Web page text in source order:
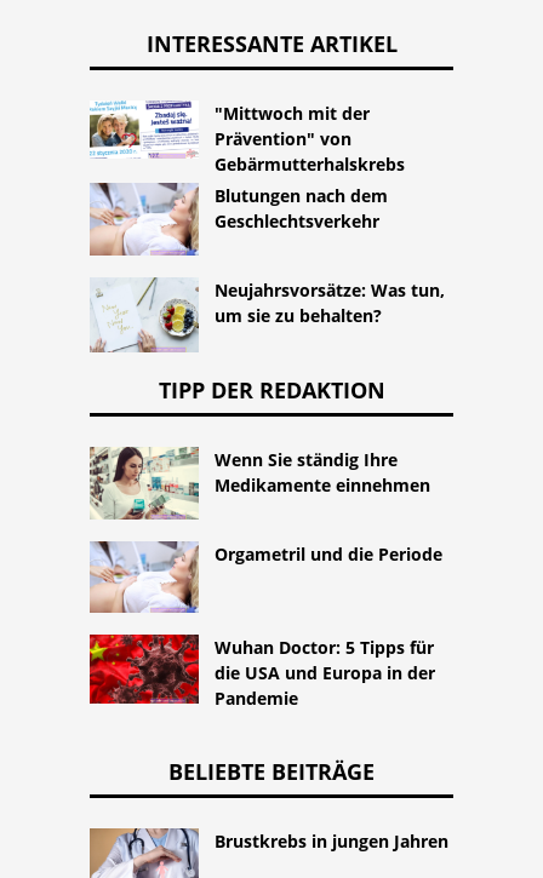
INTERESSANTE ARTIKEL
"Mittwoch mit der
Prävention" von
Gebärmutterhalskrebs
Blutungen nach dem
Geschlechtsverkehr
Neujahrsvorsätze: Was tun,
um sie zu behalten?
TIPP DER REDAKTION
Wenn Sie ständig Ihre
Medikamente einnehmen
Orgametril und die Periode
Wuhan Doctor: 5 Tipps für
die USA und Europa in der
Pandemie
BELIEBTE BEITRÄGE
Brustkrebs in jungen Jahren